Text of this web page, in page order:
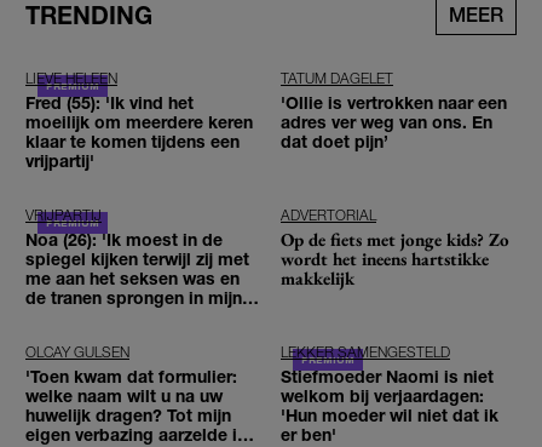
TRENDING MEER
LIEVE HELEEN
Fred (55): 'Ik vind het
moeilijk om meerdere keren
klaar te komen tijdens een
vrijpartij'
TATUM DAGELET
'Ollie is vertrokken naar een
adres ver weg van ons. En
dat doet pijn’
VRIJPARTIJ
Noa (26): 'Ik moest in de
spiegel kijken terwijl zij met
me aan het seksen was en
de tranen sprongen in mijn
ADVERTORIAL
Op de fiets met jonge kids? Zo
wordt het ineens hartstikke
makkelijk
OLCAY GULSEN
'Toen kwam dat formulier:
welke naam wilt u na uw
huwelijk dragen? Tot mijn
eigen verbazing aarzelde ik
LEKKER SAMENGESTELD
Stiefmoeder Naomi is niet
welkom bij verjaardagen:
'Hun moeder wil niet dat ik
er ben'